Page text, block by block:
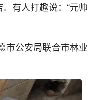
有人打趣说：“元帅
市公安局联合市林业